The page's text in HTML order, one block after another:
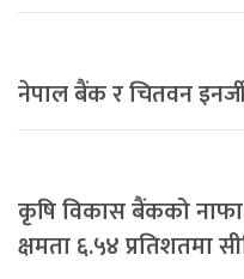
नेपाल बैंक र चितवन
कृषि विकास बैंकको
क्षमता ६.५४ प्रतिशतमा